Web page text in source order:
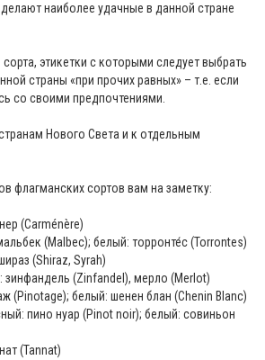
наиболее удачные в данной стране
сорта, этикетки с которыми следует выбрать
страны «при прочих равных» – т.е. если
со своими предпочтениями.
Нового Света и к отдельным
флагманских сортов вам на заметку:
(Carménère)
(Malbec); белый: торронте́с (Torrontes)
(Shiraz, Syrah)
зинфандель (Zinfandel), мерло (Merlot)
(Pinotage); белый: шенен блан (Chenin Blanc)
пино нуар (Pinot noir); белый: совиньон
(Tannat)